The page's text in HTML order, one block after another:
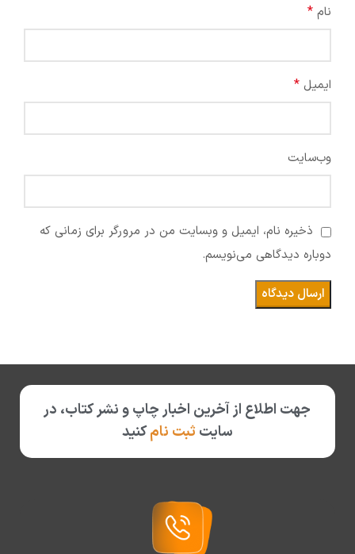
نام *
ایمیل *
وب‌سایت
ذخیره نام، ایمیل و وبسایت من در مرورگر برای زمانی که
دوباره دیدگاهی می‌نویسم.
جهت اطلاع از آخرین اخبار چاپ و نشر کتاب، در
سایت ثبت نامکنید